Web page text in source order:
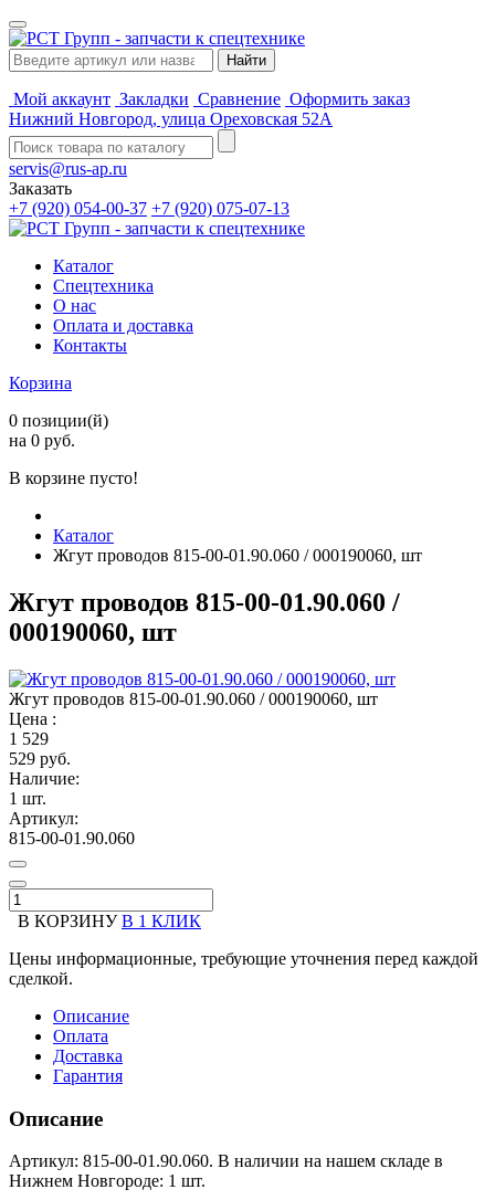
Мой аккаунт Закладки Сравнение Оформить заказ
Нижний Новгород, улица Ореховская 52А
servis@rus-ap.ru
Заказать
+7 (920) 054-00-37 +7 (920) 075-07-13
Каталог
Спецтехника
О нас
Оплата и доставка
Контакты
Корзина
0 позиции(й)
на 0 руб.
В корзине пусто!
Каталог
Жгут проводов 815-00-01.90.060 / 000190060, шт
Жгут проводов 815-00-01.90.060 /
000190060, шт
Жгут проводов 815-00-01.90.060 / 000190060, шт
Цена :
1 529
529 руб.
Наличие:
1 шт.
Артикул:
815-00-01.90.060
В КОРЗИНУ В 1 КЛИК
Цены информационные, требующие уточнения перед каждой
сделкой.
Описание
Оплата
Доставка
Гарантия
Описание
Артикул: 815-00-01.90.060. В наличии на нашем складе в
Нижнем Новгороде: 1 шт.